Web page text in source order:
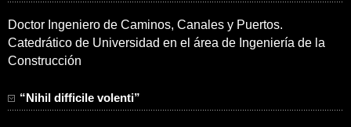
Doctor Ingeniero de Caminos, Canales y Puertos.
Catedrático de Universidad en el área de Ingeniería de la
Construcción
“Nihil difficile volenti”